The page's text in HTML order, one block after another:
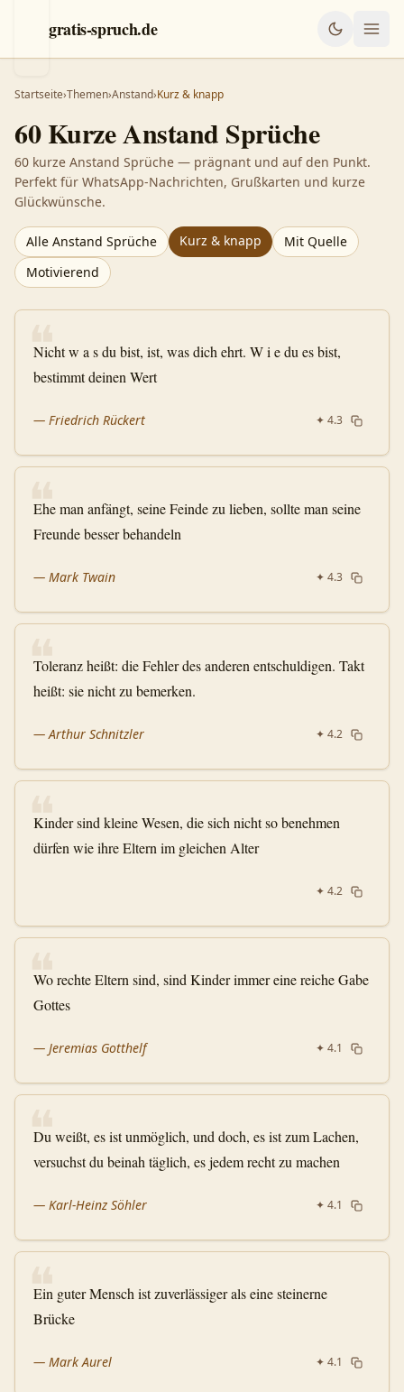
gratis-spruch.de
Startseite›Themen›Anstand›Kurz & knapp
60 KurzeAnstand Sprüche
60 kurze Anstand Sprüche — prägnant und auf den Punkt.
Perfekt für WhatsApp-Nachrichten, Grußkarten und kurze
Glückwünsche.
Alle Anstand Sprüche Kurz & knapp
Mit Quelle
Motivierend
❝
Nicht w a s du bist, ist, was dich ehrt. W i e du es bist,
bestimmt deinen Wert
— Friedrich Rückert ✦ 4.3
❝
Ehe man anfängt, seine Feinde zu lieben, sollte man seine
Freunde besser behandeln
— Mark Twain ✦ 4.3
❝
Toleranz heißt: die Fehler des anderen entschuldigen. Takt
heißt: sie nicht zu bemerken.
—Arthur Schnitzler ✦ 4.2
❝
Kinder sind kleine Wesen, die sich nicht so benehmen
dürfen wie ihre Eltern im gleichen Alter
✦ 4.2
❝
Wo rechte Eltern sind, sind Kinder immer eine reiche Gabe
Gottes
— Jeremias Gotthelf ✦ 4.1
❝
Du weißt, es ist unmöglich, und doch, es ist zum Lachen,
versuchst du beinah täglich, es jedem recht zu machen
— Karl-Heinz Söhler ✦ 4.1
❝
Ein guter Mensch ist zuverlässiger als eine steinerne
Brücke
— Mark Aurel ✦ 4.1